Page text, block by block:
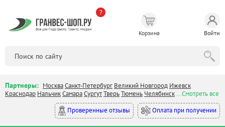
?
Корзина Войти
Партнеры: МоскваСанкт-Петербург Великий Новгород Ижевск
Краснодар НальчикСамараСургутТверьТюмень Челябинск...Смотреть все
Проверенные отзывы
Оплата при получении